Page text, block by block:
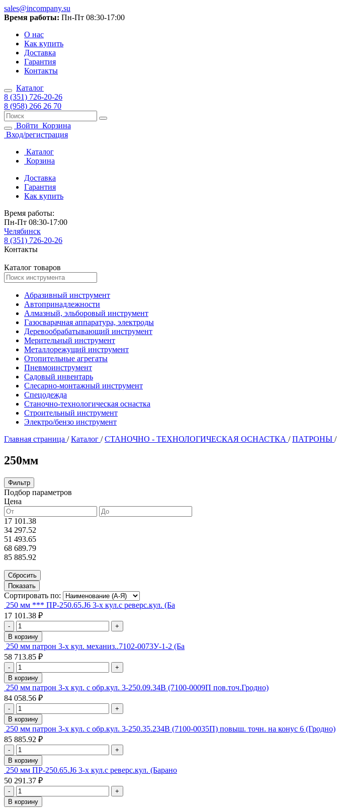
sales@incompany.su
Время работы: Пн-Пт 08:30-17:00
О нас
Как купить
Доставка
Гарантия
Контакты
Каталог
8 (351) 726-20-26
8 (958) 266 26 70
Войти Корзина
Вход/регистрация
Каталог
Корзина
Доставка
Гарантия
Как купить
Время работы:
Пн-Пт 08:30-17:00
Челябинск
8 (351) 726-20-26
Контакты
Каталог товаров
Абразивный инструмент
Автопринадлежности
Алмазный, эльборовый инструмент
Газосварачная аппаратура, электроды
Деревообрабатывающий инструмент
Мерительный инструмент
Металлорежущий инструмент
Отопительные агрегаты
Пневмоинструмент
Садовый инвентарь
Слесарно-монтажный инструмент
Спецодежда
Станочно-технологическая оснастка
Строительный инструмент
Электро/бензо инструмент
Главная страница / Каталог / СТАНОЧНО - ТЕХНОЛОГИЧЕСКАЯ ОСНАСТКА / ПАТРОНЫ /
250мм
Фильтр
Подбор параметров
Цена
17 101.38
34 297.52
51 493.65
68 689.79
85 885.92
Сортировать по:
250 мм *** ПР-250.65.J6 3-х кул.с реверс.кул. (Ба
17 101.38 ₽
-
+
В корзину
250 мм патрон 3-х кул. механиз..7102-0073У-1-2 (Ба
58 713.85 ₽
-
+
В корзину
250 мм патрон 3-х кул. с обр.кул. 3-250.09.34В (7100-0009П пов.точ.Гродно)
84 058.56 ₽
-
+
В корзину
250 мм патрон 3-х кул. с обр.кул. 3-250.35.234B (7100-0035П) повыш. точн. на конус 6 (Гродно)
85 885.92 ₽
-
+
В корзину
250 мм ПР-250.65.J6 3-х кул.с реверс.кул. (Барано
50 291.37 ₽
-
+
В корзину